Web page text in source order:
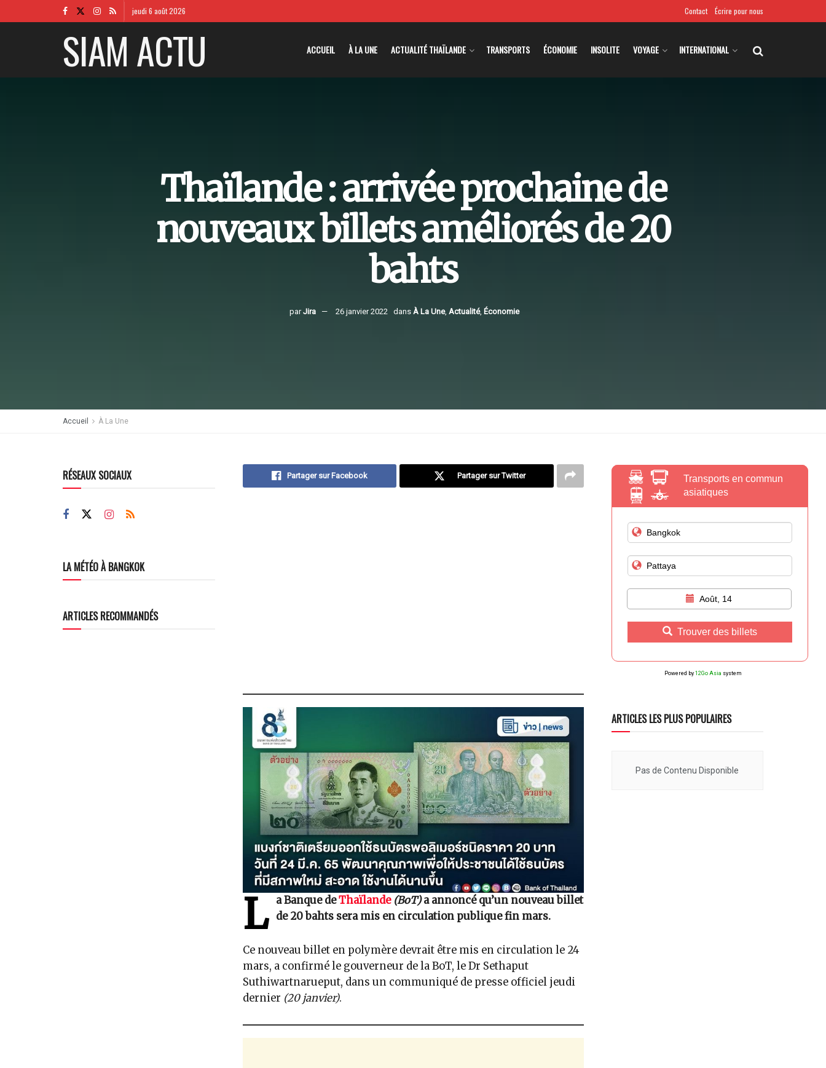
jeudi 6 août 2026 Contact Écrire pour nous
SIAM ACTU ACCUEIL À LA UNE ACTUALITÉ THAÏLANDE TRANSPORTS ÉCONOMIE INSOLITE VOYAGE INTERNATIONAL
Thaïlande : arrivée prochaine de
nouveaux billets améliorés de 20
bahts
par Jira 26 janvier 2022 dans À La Une, Actualité, Économie
Accueil À La Une
Partager sur Facebook Partager sur Twitter
L a Banque deThaïlande (BoT)a annoncé qu’un nouveau billet
de 20 bahts sera mis en circulation publique fin mars.
Ce nouveau billet en polymère devrait être mis en circulation le 24
mars, a confirmé le gouverneur de la BoT, le Dr Sethaput
Suthiwartnarueput, dans un communiqué de presse officiel jeudi
dernier (20 janvier).
RÉSEAUX SOCIAUX
LA MÉTÉO À BANGKOK
ARTICLES RECOMMANDÉS
Transports en commun
asiatiques
Août, 14
Trouver des billets
Powered by 12Go Asia system
ARTICLES LES PLUS POPULAIRES
Pas de Contenu Disponible